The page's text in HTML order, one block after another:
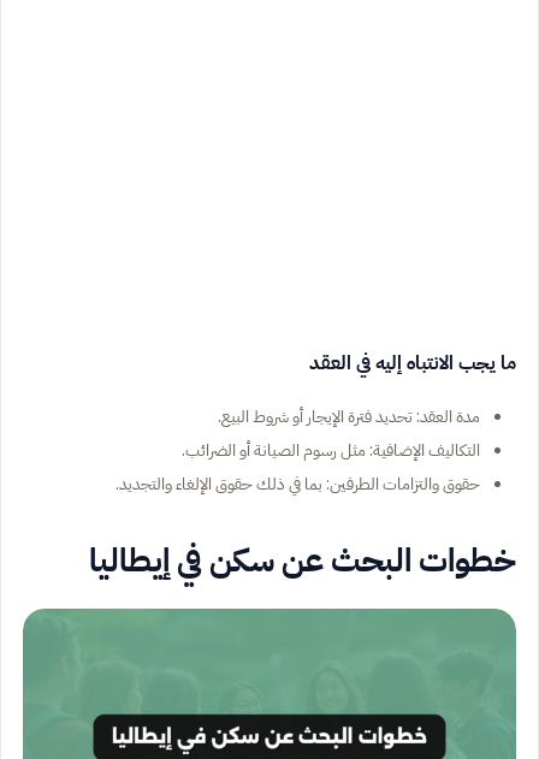
ما يجب الانتباه إليه في العقد
مدة العقد: تحديد فترة الإيجار أو شروط البيع.
التكاليف الإضافية: مثل رسوم الصيانة أو الضرائب.
حقوق والتزامات الطرفين: بما في ذلك حقوق الإلغاء والتجديد.
خطوات البحث عن سكن في إيطاليا